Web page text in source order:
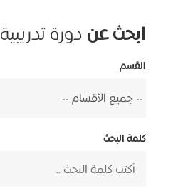
ابحث عن دورة تدريبية
القسم
كلمة البحث